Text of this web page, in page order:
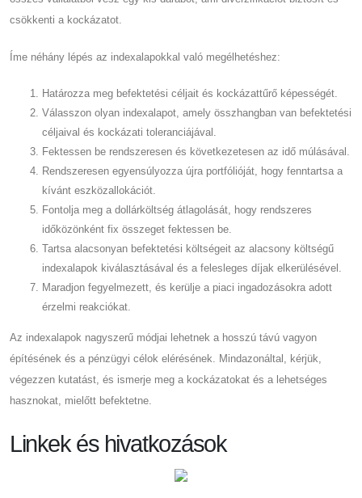
csökkenti a kockázatot.
Íme néhány lépés az indexalapokkal való megélhetéshez:
Határozza meg befektetési céljait és kockázattűrő képességét.
Válasszon olyan indexalapot, amely összhangban van befektetési
céljaival és kockázati toleranciájával.
Fektessen be rendszeresen és következetesen az idő múlásával.
Rendszeresen egyensúlyozza újra portfólióját, hogy fenntartsa a
kívánt eszközallokációt.
Fontolja meg a dollárköltség átlagolását, hogy rendszeres
időközönként fix összeget fektessen be.
Tartsa alacsonyan befektetési költségeit az alacsony költségű
indexalapok kiválasztásával és a felesleges díjak elkerülésével.
Maradjon fegyelmezett, és kerülje a piaci ingadozásokra adott
érzelmi reakciókat.
Az indexalapok nagyszerű módjai lehetnek a hosszú távú vagyon
építésének és a pénzügyi célok elérésének. Mindazonáltal, kérjük,
végezzen kutatást, és ismerje meg a kockázatokat és a lehetséges
hasznokat, mielőtt befektetne.
Linkek és hivatkozások